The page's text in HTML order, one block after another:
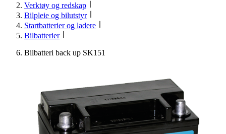
Verktøy og redskap
Bilpleie og bilutstyr
Startbatterier og ladere
Bilbatterier
Bilbatteri back up SK151